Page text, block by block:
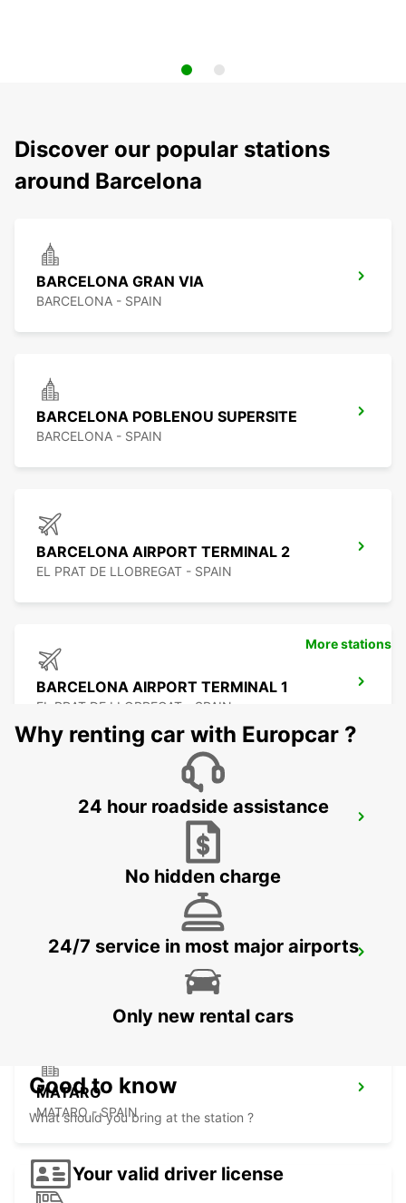
Discover our popular stations
around Barcelona
BARCELONA GRAN VIA
BARCELONA - SPAIN
BARCELONA POBLENOU SUPERSITE
BARCELONA - SPAIN
BARCELONA AIRPORT TERMINAL 2
EL PRAT DE LLOBREGAT - SPAIN
BARCELONA AIRPORT TERMINAL 1
EL PRAT DE LLOBREGAT - SPAIN
SABADELL SUPERSITE
GRANOLLERS
MATARO
MATARO - SPAIN
More stations
Why renting car with Europcar ?
24 hour roadside assistance
No hidden charge
24/7 service in most major airports
Only new rental cars
Good to know
What should you bring at the station ?
Your valid driver license